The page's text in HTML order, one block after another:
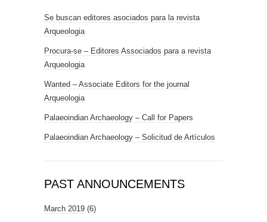
Se buscan editores asociados para la revista
Arqueologia
Procura-se – Editores Associados para a revista
Arqueologia
Wanted – Associate Editors for the journal
Arqueologia
Palaeoindian Archaeology – Call for Papers
Palaeoindian Archaeology – Solicitud de Artículos
PAST ANNOUNCEMENTS
March 2019 (6)